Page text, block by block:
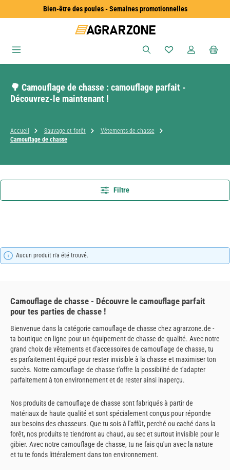
Passer au contenu principalBien-être des poules - Semaines promotionnelles
Vous avez 0
🌳 Camouflage de chasse : camouflage parfait -
Découvrez-le maintenant !
Accueil Sauvage et forêt
Vêtements de chasse
Camouflage de chasse
Filtre
Aucun produit n'a été trouvé.
Camouflage de chasse - Découvre le camouflage parfait
pour tes parties de chasse !
Bienvenue dans la catégorie camouflage de chasse chez agrarzone.de -
ta boutique en ligne pour un équipement de chasse de qualité. Avec notre
grand choix de vêtements et d'accessoires de camouflage de chasse, tu
es parfaitement équipé pour rester invisible à la chasse et maximiser ton
succès. Notre camouflage de chasse t'offre la possibilité de t'adapter
parfaitement à ton environnement et de rester ainsi inaperçu.
Nos produits de camouflage de chasse sont fabriqués à partir de
matériaux de haute qualité et sont spécialement conçus pour répondre
aux besoins des chasseurs. Que tu sois à l'affût, perché ou caché dans la
forêt, nos produits te tiendront au chaud, au sec et surtout invisible pour le
gibier. Avec notre camouflage de chasse, tu ne fais qu'un avec la nature
et tu te fonds littéralement dans ton environnement.